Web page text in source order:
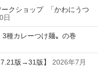
ークショップ 「かわにうつ
日
3種カレーつけ麺〟の巻
版→31版】
2026年7月